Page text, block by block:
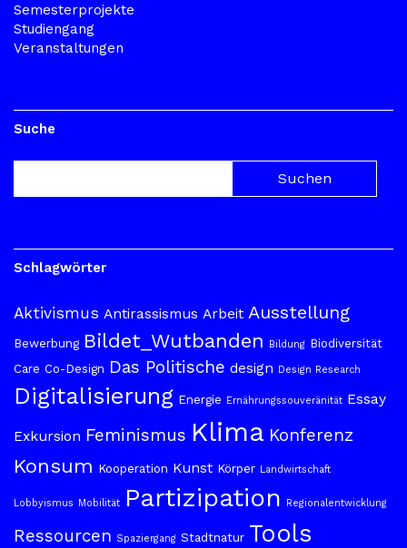
Semesterprojekte
Studiengang
Veranstaltungen
Suche
Schlagwörter
Aktivismus Antirassismus Arbeit Ausstellung
Bewerbung Bildet_Wutbanden Bildung Biodiversität
Care Co-Design Das Politische design Design Research
Digitalisierung Energie Ernährungssouveränität Essay
Exkursion Feminismus Klima Konferenz
Konsum Kooperation Kunst Körper Landwirtschaft
Lobbyismus Mobilität Partizipation Regionalentwicklung
Ressourcen Spaziergang Stadtnatur Tools